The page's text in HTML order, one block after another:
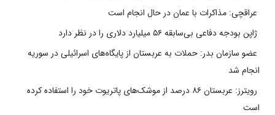
عراقچی: مذاکرات با عمان در حال انجام است
ژاپن بودجه دفاعی بی‌سابقه ۵۶ میلیارد دلاری را در نظر دارد
عضو سازمان بدر: حملات به عربستان از پایگاه‌های اسرائیلی در سوریه
انجام شد
رویترز: عربستان ۸۶ درصد از موشک‌های پاتریوت خود را استفاده کرده
است